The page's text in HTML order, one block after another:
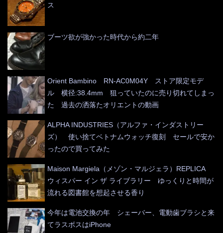
ス
ブーツ欲が強かった時代から約二年
Orient Bambino RN-AC0M04Y ストア限定モデ
ル 横径:38.4mm 狙っていたのに売り切れてしまっ
た 過去の洒落たオリエントの動画
ALPHA INDUSTRIES（アルファ・インダストリー
ズ） 使い捨てベトナムウォッチ復刻 セールで安か
ったので買ってみた
Maison Margiela（メゾン・マルジェラ）REPLICA
ウィスパー イン ザ ライブラリー ゆっくりと時間が
流れる図書館を想起させる香り
今年は電池交換の年 シェーバー、電動歯ブラシと来
てラスボスはiPhone